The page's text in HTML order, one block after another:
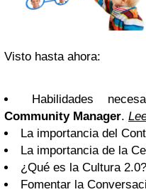
Visto hasta ahora:
Habilidades
Community Manager.
La importancia del
La importancia de la
¿Qué es la Cultura 2.0?
Fomentar la